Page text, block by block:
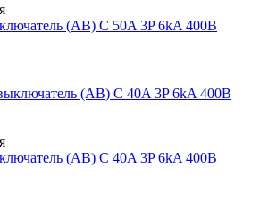
(АВ) C 50A 3P 6kA 400В
(АВ) C 40A 3P 6kA 400В